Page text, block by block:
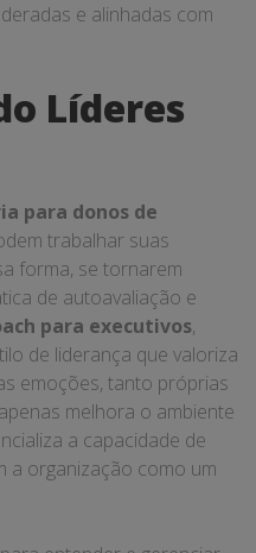
e alinhadas com
Líderes
para donos de
trabalhar suas
forma, se tornarem
de autoavaliação e
para executivos,
de liderança que valoriza
emoções, tanto próprias
melhora o ambiente
a capacidade de
a organização como um